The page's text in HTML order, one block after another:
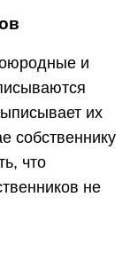
и
их
собственнику
что
не